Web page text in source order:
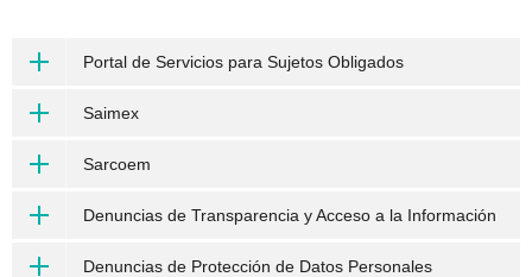
Portal de Servicios para Sujetos Obligados
Saimex
Sarcoem
Denuncias de Transparencia y Acceso a la Información
Denuncias de Protección de Datos Personales